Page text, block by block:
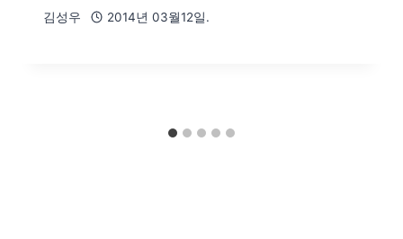
김성우 2014년 03월12일.